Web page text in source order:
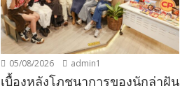
05/08/2026 admin1
เบื้องหลังโภชนาการของนักล่าฝัน